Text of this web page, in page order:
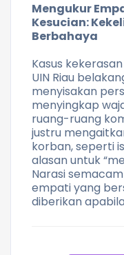
Mengukur
Kesucian:
Berbahaya
Kasus
UIN Riau
menyisakan
menyingkap
ruang-ruang
justru
korban, seperti
alasan untuk
Narasi
empati yang
diberikan